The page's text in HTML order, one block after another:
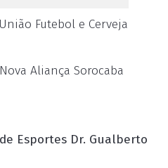
Futebol e Cerveja
Aliança Sorocaba
Esportes Dr. Gualberto